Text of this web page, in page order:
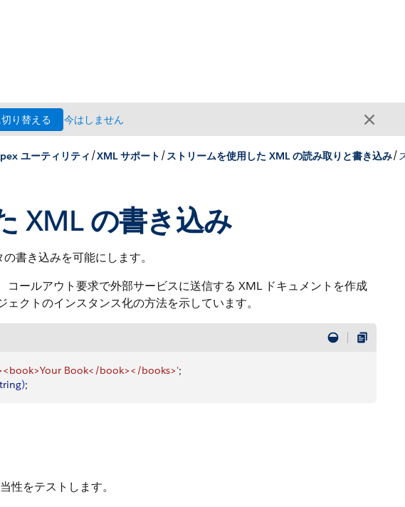
り替える 今はしません
ユーティリティ /XML サポート / ストリームを使用した XML の読み取りと書き込み/
XML の書き込み
書き込みを可能にします。
コールアウト要求で外部サービスに送信する XML ドキュメントを作成
クトのインスタンス化の方法を示しています。
Book</book></books>';
);
性をテストします。